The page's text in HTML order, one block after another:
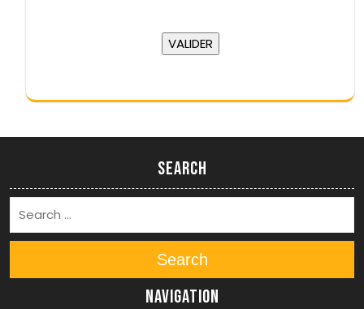
Search
Search
Navigation